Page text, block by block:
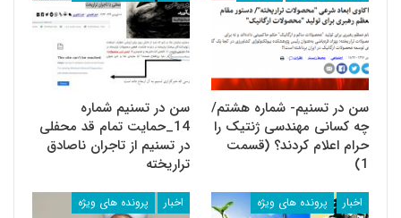
سن در تسنیم- شماره هشتم/
چه کسانی مهندسی ژنتیک را
حرام اعلام کردند؟ (قسمت
1)
سن در تسنیم شماره
14_حمایت تمام قد محفلی
در تسنیم از تاجران ناصادق
تراریخته
اخبار پرونده های ویژه اخبار پرونده های ویژه